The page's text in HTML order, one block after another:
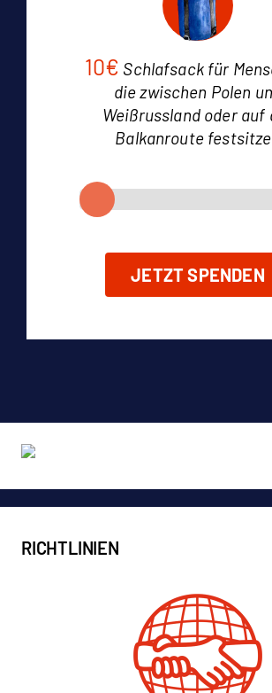
10€ Schlafsack für
die zwischen Polen
Weißrussland oder auf
Balkanroute
JETZT SPENDEN
RICHTLINIEN